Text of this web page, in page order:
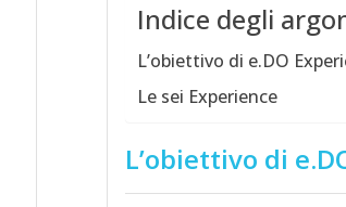
Indice degli
L’obiettivo di e.DO
Le sei Experience
L’obiettivo di